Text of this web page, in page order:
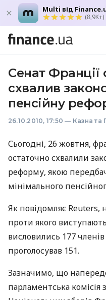
Multi від
(8,9K+)
Сенат Франції
схвалив
пенсійну
26.10.2010, 17:50 — Казна та
Сьогодні, 26 жовтня,
остаточно схвалили
реформу, якою
мінімального
Як повідомляє Reuters,
проти якого
висловились 177
проголосував 151.
Зазначимо, що
парламентська комісія